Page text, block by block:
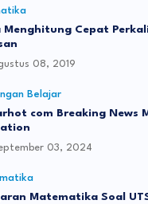
Menghitung Cepat
08, 2019
Belajar
com Breaking News
03, 2024
Matematika Soal